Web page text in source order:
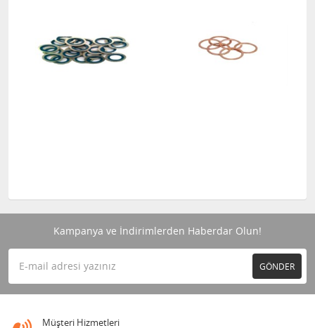
Kampanya ve İndirimlerden Haberdar Olun!
GÖNDER
Müşteri Hizmetleri